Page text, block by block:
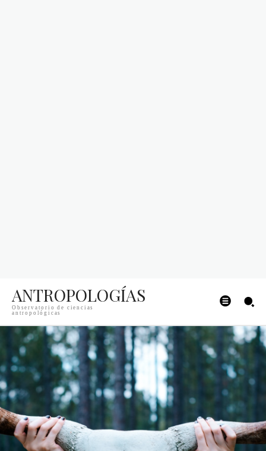
ANTROPOLOGÍAS
Observatorio de ciencias
antropológicas